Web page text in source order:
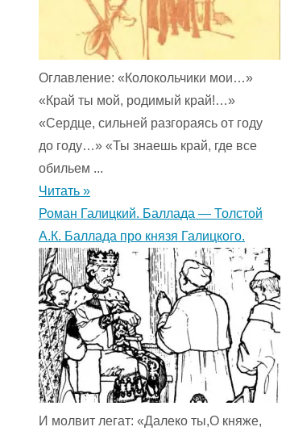
Оглавление: «Колокольчики мои…»
«Край ты мой, родимый край!…»
«Сердце, сильней разгораясь от году
до году…» «Ты знаешь край, где все
обильем ...
Читать »
Роман Галицкий. Баллада — Толстой
А.К. Баллада про князя Галицкого.
И молвит легат: «Далеко ты,О княже,